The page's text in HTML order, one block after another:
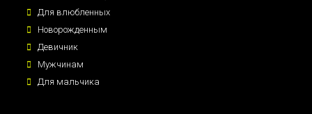
Для влюбленных
Новорожденным
Девичник
Мужчинам
Для мальчика